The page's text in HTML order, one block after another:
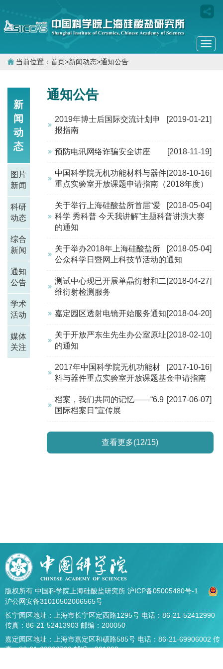
当前位置： 首页>新闻动态>通知公告
新
闻
动
态
图片
新闻
科研
动态
综合
新闻
通知
公告
学术
活动
媒体
关注
通知公告
[2019-01-21]
2019年博士后国际交流计划申
报指南
[2018-11-19]
预防电讯网络诈骗安全讲座
[2018-10-16]
中国科学院无机功能材料与器件
重点实验室开放课题申请指南（2018年度）
[2018-05-04]
关于举行上海硅酸盐所首届“爱
科学 秀科普 今天我讲解”主题科普讲演大赛
的通知
[2018-05-04]
关于举办2018年上海硅酸盐所
公众科学日暨网上科技节活动的通知
[2018-04-27]
测试中心现已开展单晶衍射和二
维衍射检测服务
[2018-04-20]
嘉定园区透射电镜开始服务通知
[2018-02-10]
关于开放严东生先生办公室原址
的通知
[2017-10-16]
2017年中国科学院无机功能材
料与器件重点实验室开放课题基金申请指南
[2017-06-07]
档案，我们共同的记忆——“6.9
国际档案日”宣传展
查看更多(12/15)
版权所有 中国科学院上海硅酸盐研究所 沪ICP备05005480号-1
沪公网安备31010502006565号
长宁园区地址：上海市长宁区定西路1295号 电话：86-21-52412990
传真：86-21-52413903 邮编：200050
嘉定园区地址：上海市嘉定区和硕路585号 电话：86-21-69906002 传
真：86-21-69906700 邮编：201899